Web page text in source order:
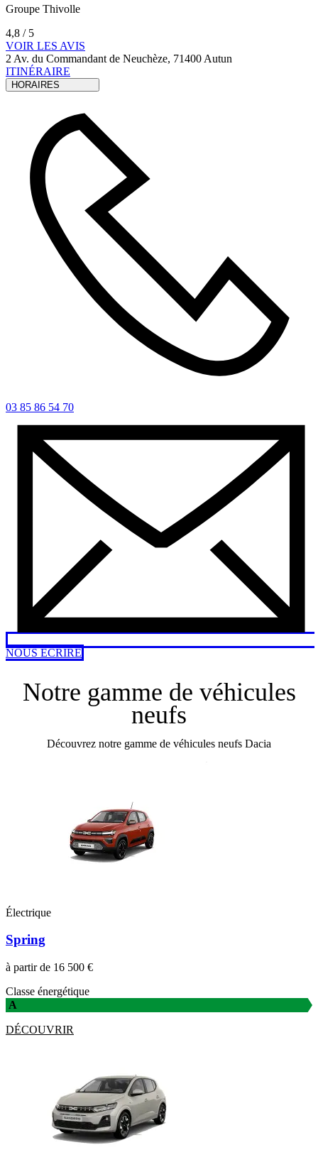
Groupe Thivolle
4,8 / 5
VOIR LES AVIS
2 Av. du Commandant de Neuchèze, 71400 Autun
ITINÉRAIRE
HORAIRES
03 85 86 54 70
NOUS ÉCRIRE
Notre gamme de véhicules
neufs
Découvrez notre gamme de véhicules neufs Dacia
Électrique
Spring
à partir de 16 500 €
Classe énergétique
A
DÉCOUVRIR